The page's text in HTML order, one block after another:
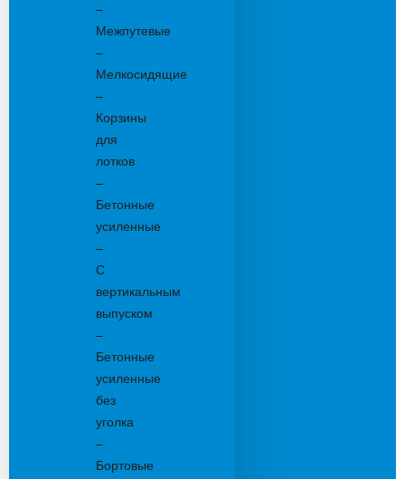
–
Межпутевые
–
Мелкосидящие
–
Корзины
для
лотков
–
Бетонные
усиленные
–
С
вертикальным
выпуском
–
Бетонные
усиленные
без
уголка
–
Бортовые